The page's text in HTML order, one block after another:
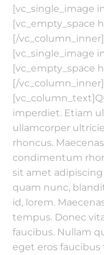
[vc_single_image
[vc_empty_space
[/
[vc_single_image
[vc_empty_space
[/
imperdiet. Etiam
ullamcorper
rhoncus.
condimentum
sit amet
quam nunc,
id, lorem.
tempus. Donec
faucibus. Nullam
eget eros faucibus